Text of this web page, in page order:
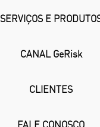
SERVIÇOS E
CANAL GeRisk
CLIENTES
FALE CONOSCO